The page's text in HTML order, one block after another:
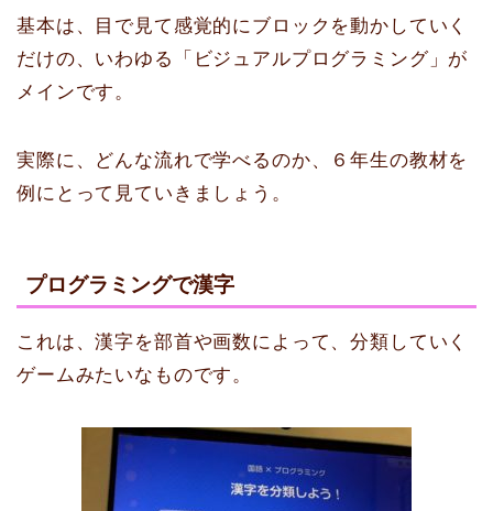
基本は、目で見て感覚的にブロックを動かしていく
だけの、いわゆる「ビジュアルプログラミング」が
メインです。
実際に、どんな流れで学べるのか、６年生の教材を
例にとって見ていきましょう。
プログラミングで漢字
これは、漢字を部首や画数によって、分類していく
ゲームみたいなものです。